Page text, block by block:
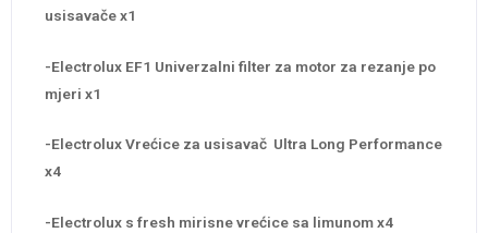
usisavače x1
-Electrolux EF1 Univerzalni filter za motor za rezanje po
mjeri x1
-Electrolux Vrećice za usisavač Ultra Long Performance
x4
-Electrolux s fresh mirisne vrećice sa limunom x4